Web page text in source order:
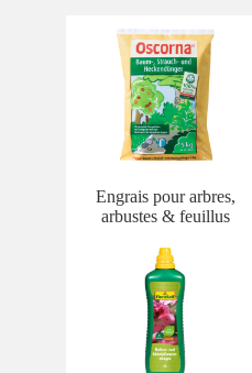
Engrais pour arbres,
arbustes & feuillus